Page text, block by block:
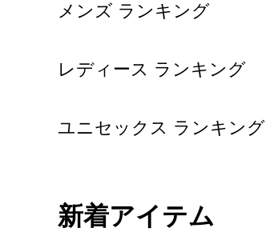
メンズ ランキング
レディース ランキング
ユニセックス ランキング
新着アイテム